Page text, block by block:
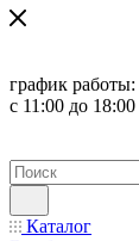
график работы:
с 11:00 до 18:00
Каталог